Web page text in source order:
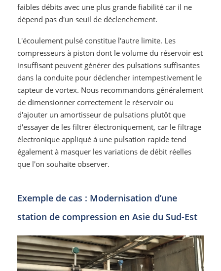
faibles débits avec une plus grande fiabilité car il ne
dépend pas d'un seuil de déclenchement.
L'écoulement pulsé constitue l'autre limite. Les
compresseurs à piston dont le volume du réservoir est
insuffisant peuvent générer des pulsations suffisantes
dans la conduite pour déclencher intempestivement le
capteur de vortex. Nous recommandons généralement
de dimensionner correctement le réservoir ou
d'ajouter un amortisseur de pulsations plutôt que
d'essayer de les filtrer électroniquement, car le filtrage
électronique appliqué à une pulsation rapide tend
également à masquer les variations de débit réelles
que l'on souhaite observer.
Exemple de cas : Modernisation d’une
station de compression en Asie du Sud-Est